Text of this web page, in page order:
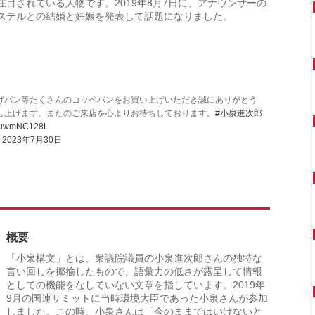
目されている人物です。2019年8月7日に、アナウンサーの
テルとの結婚と妊娠を発表して話題になりました。
ン等たくさんのコッペパンをお買い上げいただき誠にありがとう
げます。またのご来店を心よりお待ちしております。 #小泉進次郎
2023年7月30日
概要
「小泉構文」とは、衆議院議員の小泉進次郎さんの独特な
言い回しを揶揄したもので、語彙力の低さが露呈して情報
としての機能をなしていない文章を指しています。2019年
9月の国連サミットに当時環境大臣であった小泉さんが参加
しました。この時、小泉さんは「今のままではいけないと